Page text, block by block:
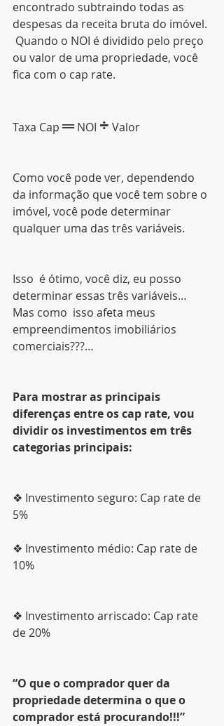
encontrado subtraindo todas as
despesas da receita bruta do imóvel.
Quando o NOI é dividido pelo preço
ou valor de uma propriedade, você
fica com o cap rate.
Taxa Cap ═ NOI ÷ Valor
Como você pode ver, dependendo
da informação que você tem sobre o
imóvel, você pode determinar
qualquer uma das três variáveis.
Isso  é ótimo, você diz, eu posso
determinar essas três variáveis…
Mas como  isso afeta meus
empreendimentos imobiliários
comerciais???…
Para mostrar as principais
diferenças entre os cap rate, vou
dividir os investimentos em três
categorias principais:
❖ Investimento seguro: Cap rate de
5%
❖ Investimento médio: Cap rate de
10%
❖ Investimento arriscado: Cap rate
de 20%
“O que o comprador quer da
propriedade determina o que o
comprador está procurando!!!”